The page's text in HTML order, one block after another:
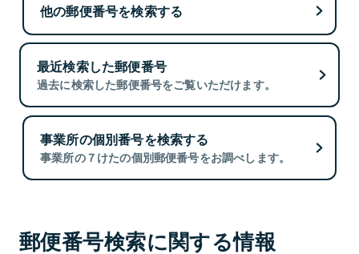
他の郵便番号を検索する
最近検索した郵便番号
過去に検索した郵便番号をご覧いただけます。
事業所の個別番号を検索する
事業所の７けたの個別郵便番号をお調べします。
郵便番号検索に関する情報